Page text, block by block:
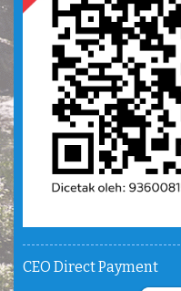
CEO Direct Payment